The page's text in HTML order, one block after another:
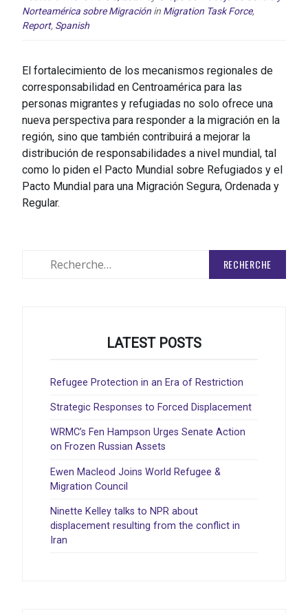
Norteamérica sobre Migración in Migration Task Force,
Report, Spanish
El fortalecimiento de los mecanismos regionales de
corresponsabilidad en Centroamérica para las
personas migrantes y refugiadas no solo ofrece una
nueva perspectiva para responder a la migración en la
región, sino que también contribuirá a mejorar la
distribución de responsabilidades a nivel mundial, tal
como lo piden el Pacto Mundial sobre Refugiados y el
Pacto Mundial para una Migración Segura, Ordenada y
Regular.
LATEST POSTS
Refugee Protection in an Era of Restriction
Strategic Responses to Forced Displacement
WRMC’s Fen Hampson Urges Senate Action
on Frozen Russian Assets
Ewen Macleod Joins World Refugee &
Migration Council
Ninette Kelley talks to NPR about
displacement resulting from the conflict in
Iran